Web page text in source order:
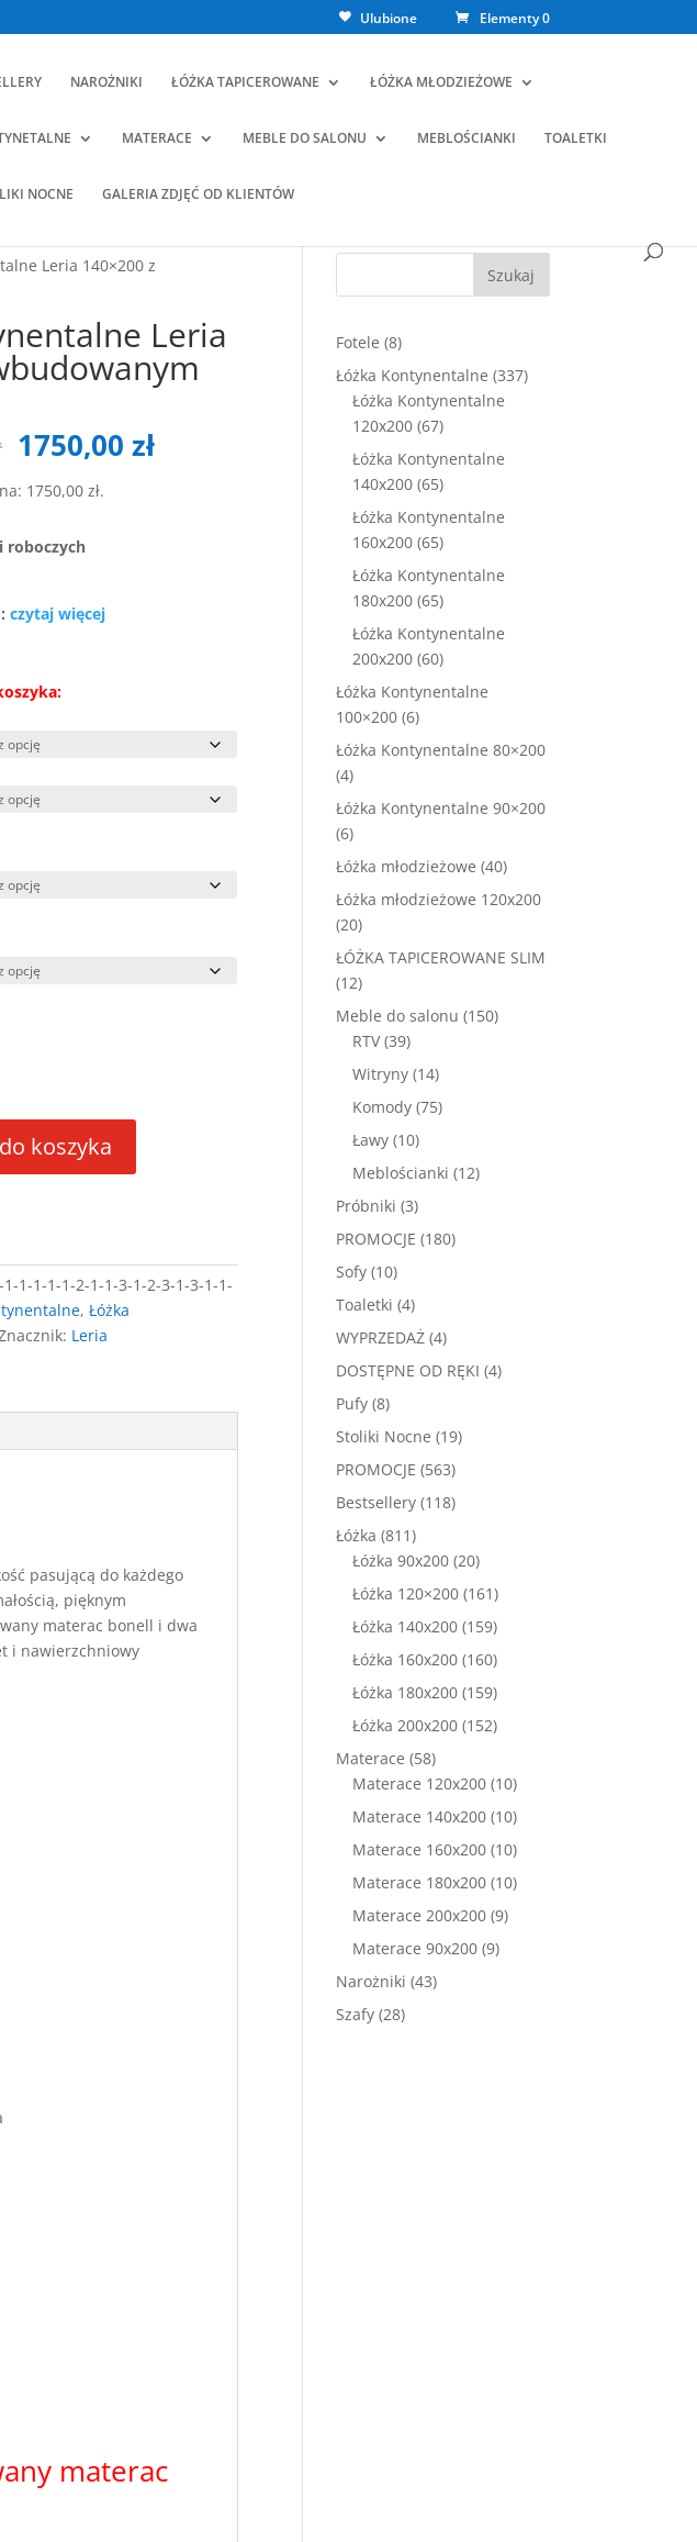
Ulubione Elementy 0
NAROŻNIKI ŁÓŻKA TAPICEROWANE ŁÓŻKA MŁODZIEŻOWE
MATERACE MEBLE DO SALONU MEBLOŚCIANKI TOALETKI
NOCNE GALERIA ZDJĘĆ OD KLIENTÓW
Leria 140×200 z
Leria
Pierwotna
cena
wynosiła:
1750,00złAktualna
1750,00zł.
roboczych
czytaj więcej
koszyka
1-1-1-1-1-2-1-1-3-1-2-3-1-3-1-1-
,Łóżka
Leria
pasującą do każdego
pięknym
materac bonell i dwa
i nawierzchniowy
materac
Szukaj
Fotele 88
produktów
Łóżka Kontynentalne 337337
Łóżka Kontynentalne
120x200 6767
produktów
Łóżka Kontynentalne
140x200 6565
produktów
Łóżka Kontynentalne
160x200 6565
produktów
Łóżka Kontynentalne
180x200 6565
produktów
Łóżka Kontynentalne
200x200 6060
produktów
Łóżka Kontynentalne
100×200 66
produktów
Łóżka Kontynentalne 80×200
44
produkty
Łóżka Kontynentalne 90×200
66
produktów
Łóżka młodzieżowe 4040
produktów
Łóżka młodzieżowe 120x200
2020
produktów
ŁÓŻKA TAPICEROWANE SLIM
1212
produktów
Meble do salonu 150150
RTV 3939
produktów
Witryny 1414
produktów
Komody 7575
Ławy 1010
produktów
Meblościanki 1212
Próbniki 33
produkty
PROMOCJE 180180
Sofy 1010
produktów
Toaletki 44
produkty
WYPRZEDAŻ 44
produkty
DOSTĘPNE OD RĘKI 44
Pufy 88
produktów
Stoliki Nocne 1919
PROMOCJE 563563
produkty
Bestsellery 118118
Łóżka 811811
produktów
Łóżka 90x200 2020
produktów
Łóżka 120×200 161161
produktów
Łóżka 140x200 159159
produktów
Łóżka 160x200 160160
produktów
Łóżka 180x200 159159
produktów
Łóżka 200x200 152152
Materace 5858
produktów
Materace 120x200 1010
produktów
Materace 140x200 1010
produktów
Materace 160x200 1010
produktów
Materace 180x200 1010
Materace 200x200 99
Materace 90x200 99
Narożniki 4343
Szafy 2828